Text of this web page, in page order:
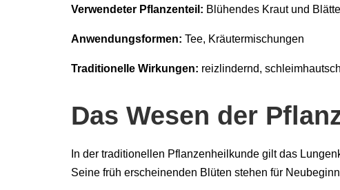
Verwendeter Pflanzenteil: Blühendes Kraut und
Anwendungsformen: Tee, Kräutermischungen
Traditionelle Wirkungen: reizlindernd,
Das Wesen der
In der traditionellen Pflanzenheilkunde gilt das
Seine früh erscheinenden Blüten stehen für